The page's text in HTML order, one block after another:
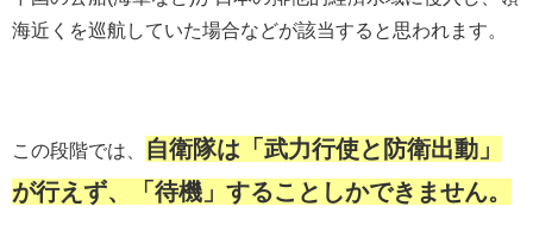
海近くを巡航していた場合などが該当すると思われます。
この段階では、
自衛隊は「武力行使と防衛出動」
が行えず、「待機」することしかできません。